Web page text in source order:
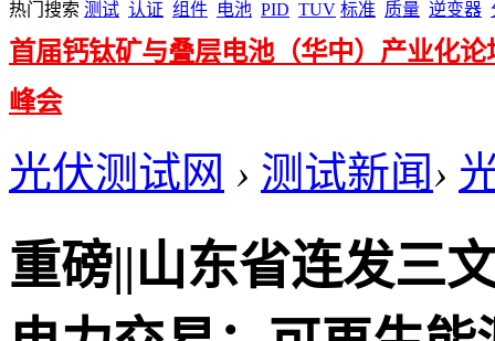
热门搜索 测试 认证 组件 电池 PID TUV 标准 质量 逆变器
首届钙钛矿与叠层电池（华中）产业化论
峰会
光伏测试网 › 测试新闻›
重磅||山东省连发三